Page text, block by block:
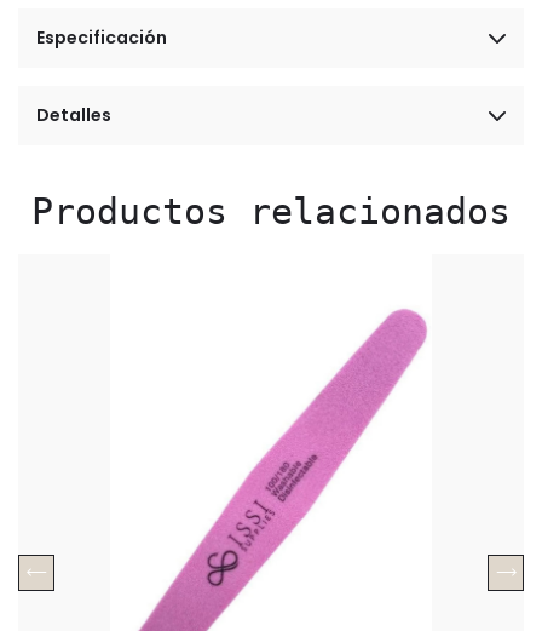
Especificación
Detalles
Productos relacionados